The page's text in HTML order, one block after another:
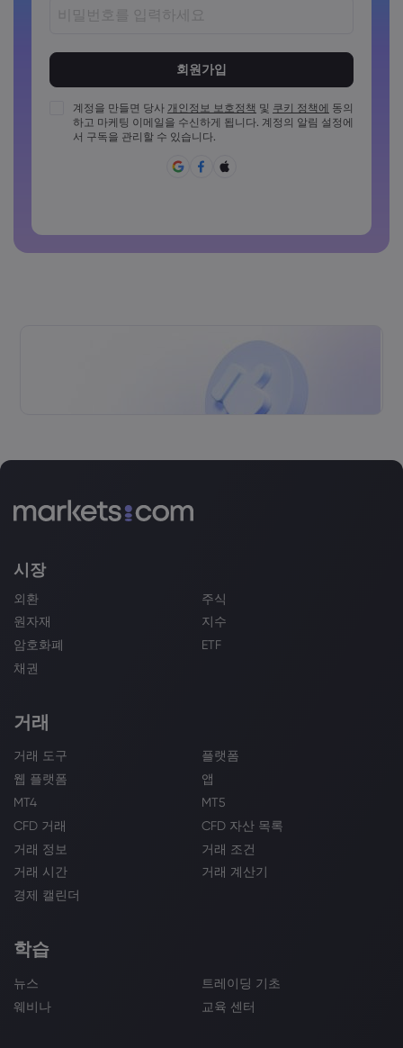
비밀번호는 최소 1개의 대문자를 포함해야 합니다
비밀번호는 최소 1개의 소문자를 포함해야 합니다
계정을 만들면 당사 개인정보 보호정책 및 쿠키 정책에 동의
하고 마케팅 이메일을 수신하게 됩니다. 계정의 알림 설정에
서 구독을 관리할 수 있습니다.
시장
외환
주식
원자재
지수
암호화폐
ETF
채권
거래
거래 도구
플랫폼
웹 플랫폼
앱
MT4
MT5
CFD 거래
CFD 자산 목록
거래 정보
거래 조건
거래 시간
거래 계산기
경제 캘린더
학습
뉴스
트레이딩 기초
웨비나
교육 센터